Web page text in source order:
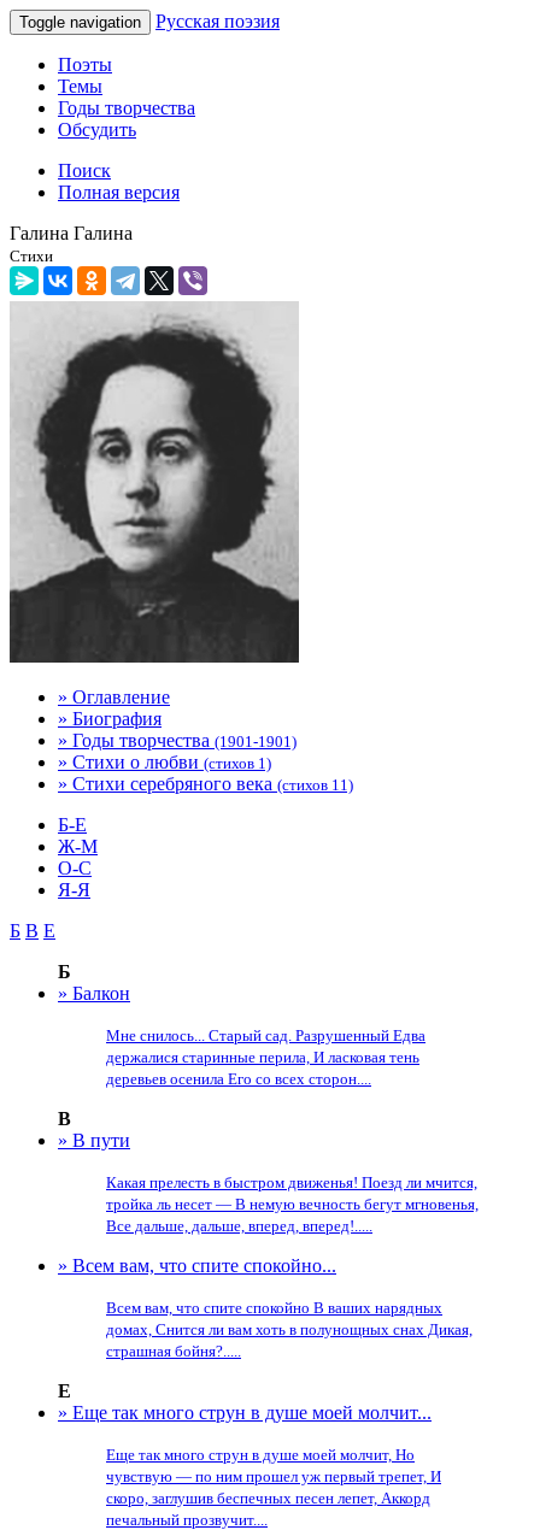
Toggle navigation Русская поэзия
Поэты
Темы
Годы творчества
Обсудить
Поиск
Полная версия
Галина Галина
Стихи
» Оглавление
» Биография
» Годы творчества (1901-1901)
» Стихи о любви (стихов 1)
» Стихи серебряного века (стихов 11)
Б-Е
Ж-М
О-С
Я-Я
Б В Е
Б
» Балкон
Мне снилось... Старый сад. Разрушенный Едва
держалися старинные перила, И ласковая тень
деревьев осенила Его со всех сторон....
В
» В пути
Какая прелесть в быстром движенья! Поезд ли мчится,
тройка ль несет — В немую вечность бегут мгновенья,
Все дальше, дальше, вперед, вперед!.....
» Всем вам, что спите спокойно...
Всем вам, что спите спокойно В ваших нарядных
домах, Снится ли вам хоть в полунощных снах Дикая,
страшная бойня?.....
Е
» Еще так много струн в душе моей молчит...
Еще так много струн в душе моей молчит, Но
чувствую — по ним прошел уж первый трепет, И
скоро, заглушив беспечных песен лепет, Аккорд
печальный прозвучит....